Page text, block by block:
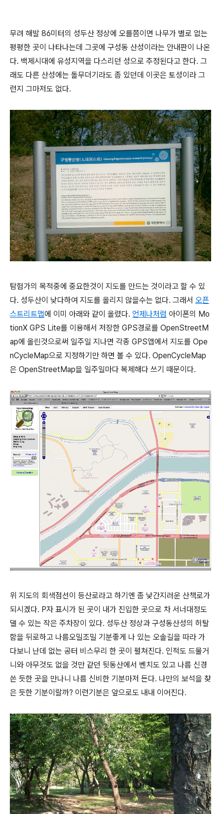
무려 해발 86미터의 성두산 정상에 오를쯤이면 나무가 별로 없는
평평한 곳이 나타나는데 그곳에 구성동 산성이라는 안내판이 나온
다. 백제시대에 유성지역을 다스리던 성으로 추정된다고 한다. 그
래도 다른 산성에는 돌무더기라도 좀 있던데 이곳은 토성이라 그
런지 그마저도 없다.
탐험가의 목적중에 중요한것이 지도를 만드는 것이라고 할 수 있
다. 성두산이 낮다하여 지도를 올리지 않을수는 없다. 그래서 오픈
스트리트맵에 이미 아래와 같이 올렸다. 언제나처럼 아이폰의 Mo
tionX GPS Lite를 이용해서 저장한 GPS경로를 OpenStreetM
ap에 올린것으로써 일주일 지나면 각종 GPS앱에서 지도를 Ope
nCycleMap으로 지정하기만 하면 볼 수 있다. OpenCycleMap
은 OpenStreetMap을 일주일마다 복제해다 쓰기 때문이다.
위 지도의 회색점선이 등산로라고 하기엔 좀 낯간지러운 산책로가
되시겠다. P자 표시가 된 곳이 내가 진입한 곳으로 차 서너대정도
댈 수 있는 작은 주차장이 있다. 성두산 정상과 구성동산성의 허탈
함을 뒤로하고 나름오밀조밀 기분좋게 나 있는 오솔길을 따라 가
다보니 난데 없는 공터 비스무리 한 곳이 펼쳐진다. 인적도 드물거
니와 아무것도 없을 것만 같던 뒷동산에서 벤치도 있고 나름 신경
쓴 듯한 곳을 만나니 나름 신비한 기분마저 든다. 나만의 보석을 찾
은 듯한 기분이랄까? 이런기분은 앞으로도 내내 이어진다.